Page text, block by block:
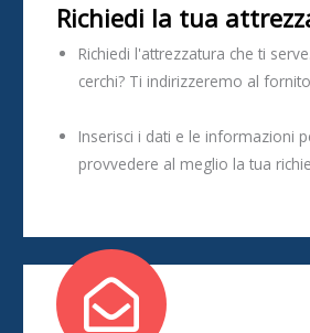
Richiedi la tua
Richiedi l'attrezzatura che ti
cerchi? Ti indirizzeremo al
Inserisci i dati e le informazioni
provvedere al meglio la tua